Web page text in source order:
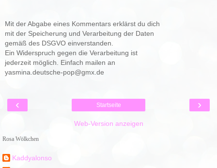
Mit der Abgabe eines Kommentars erklärst du dich
mit der Speicherung und Verarbeitung der Daten
gemäß des DSGVO einverstanden.
Ein Widerspruch gegen die Verarbeitung ist
jederzeit möglich. Einfach mailen an
yasmina.deutsche-pop@gmx.de
‹ ›
Startseite
Web-Version anzeigen
Rosa Wölkchen
Kaddyalonso